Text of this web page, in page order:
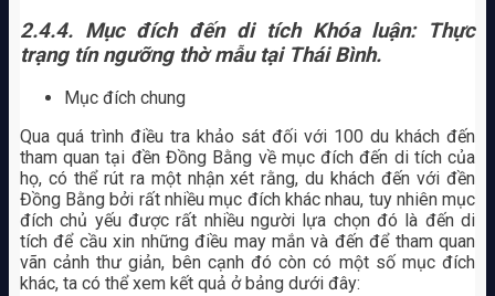
2.4.4. Mục đích đến di tích Khóa luận: Thực
trạng tín ngưỡng thờ mẫu tại Thái Bình.
Mục đích chung
Qua quá trình điều tra khảo sát đối với 100 du khách đến
tham quan tại đền Đồng Bằng về mục đích đến di tích của
họ, có thể rút ra một nhận xét rằng, du khách đến với đền
Đồng Bằng bởi rất nhiều mục đích khác nhau, tuy nhiên mục
đích chủ yếu được rất nhiều người lựa chọn đó là đến di
tích để cầu xin những điều may mắn và đến để tham quan
vãn cảnh thư giản, bên cạnh đó còn có một số mục đích
khác, ta có thể xem kết quả ở bảng dưới đây: